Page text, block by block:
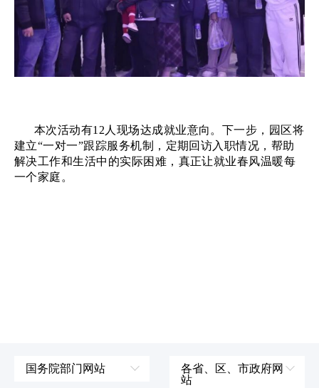
本次活动有12人现场达成就业意向。下一步，园区将
建立“一对一”跟踪服务机制，定期回访入职情况，帮助
解决工作和生活中的实际困难，真正让就业春风温暖每
一个家庭。
国务院部门网站
各省、区、市政府网
站